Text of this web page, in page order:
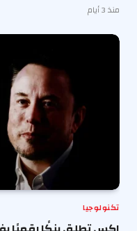
منذ 3 أيام
تكنولوجيا